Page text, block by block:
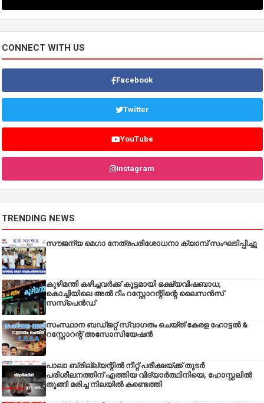
CONNECT WITH US
Facebook
Twitter
YouTube
Instagram
TRENDING NEWS
സൗജന്യ മെഗാ നേത്രപരിശോധനാ ക്യാമ്പ് സംഘടിപ്പിച്ചു
കുഴിമന്തി കഴിച്ചവർക്ക് കൂട്ടമായി ഭക്ഷ്യവിഷബാധ;
കൊച്ചിയിലെ അൽ റീം റസ്റ്റോറന്റിന്റെ ലൈസൻസ്
സസ്പെൻഡ്
സംസ്ഥാന ബഡ്‌ജറ്റ് സ്വാഗതം ചെയ്ത് കേരള ഹോട്ടൽ &
റസ്റ്റോറന്റ് അസോസിയേഷൻ
പാലാ ബ്രില്ല്യന്റിൽ നീറ്റ് പരീക്ഷയ്ക്ക് തുടർ
പരിശീലനത്തിന് എത്തിയ വിദ്യാർത്ഥിനിയെ, ഹോസ്റ്റലിൽ
തൂങ്ങി മരിച്ച നിലയിൽ കണ്ടെത്തി